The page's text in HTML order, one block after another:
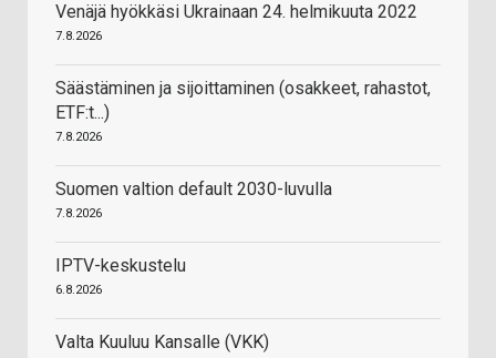
Venäjä hyökkäsi Ukrainaan 24. helmikuuta 2022
7.8.2026
Säästäminen ja sijoittaminen (osakkeet, rahastot,
ETF:t...)
7.8.2026
Suomen valtion default 2030-luvulla
7.8.2026
IPTV-keskustelu
6.8.2026
Valta Kuuluu Kansalle (VKK)